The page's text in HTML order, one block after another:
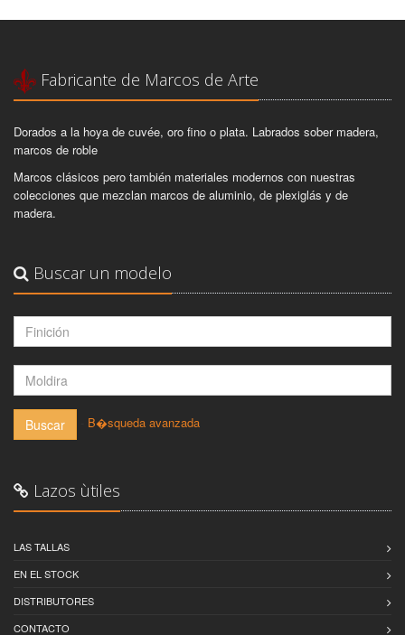
Fabricante de Marcos de Arte
Dorados a la hoya de cuvée, oro fino o plata. Labrados sober madera,
marcos de roble
Marcos clásicos pero también materiales modernos con nuestras
colecciones que mezclan marcos de aluminio, de plexiglás y de
madera.
Buscar un modelo
Buscar B�squeda avanzada
Lazos ùtiles
LAS TALLAS
EN EL STOCK
DISTRIBUTORES
CONTACTO